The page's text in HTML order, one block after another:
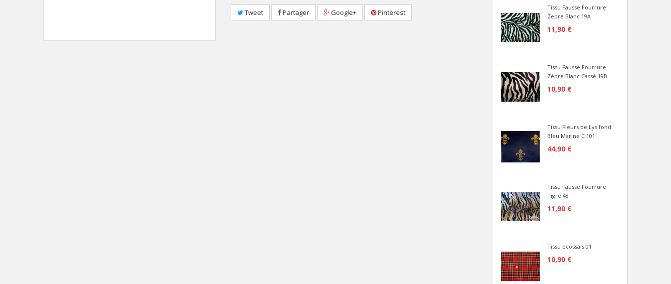
Tweet Partager Google+ Pinterest
Tissu Fausse Fourrure
Zebre Blanc 19A
11,90 €
Tissu Fausse Fourrure
Zèbre Blanc Cassé 19B
10,90 €
Tissu Fleurs de Lys fond
Bleu Marine C 101
44,90 €
Tissu Fausse Fourrure
Tigre 48
11,90 €
Tissu ecossais 01
10,90 €